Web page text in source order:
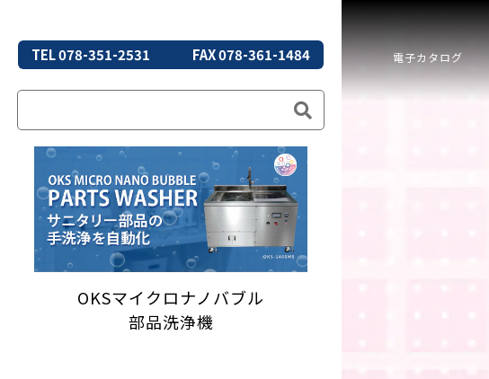
TEL 078-351-2531 FAX 078-361-1484
OKSマイクロナノバブル
部品洗浄機
電子カタログ